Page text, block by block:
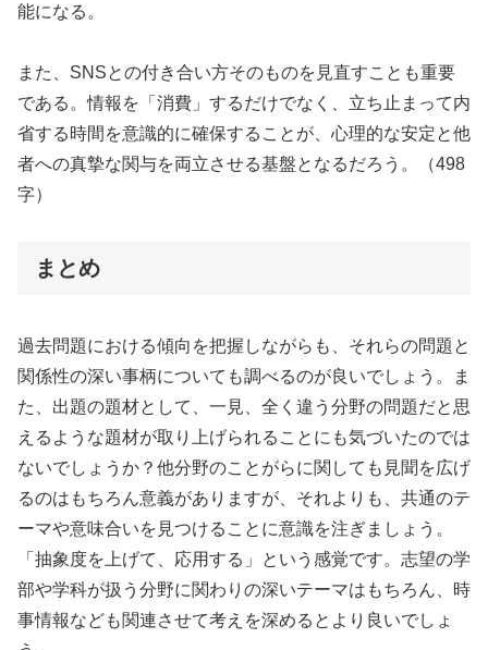
能になる。
また、SNSとの付き合い方そのものを見直すことも重要
である。情報を「消費」するだけでなく、立ち止まって内
省する時間を意識的に確保することが、心理的な安定と他
者への真摯な関与を両立させる基盤となるだろう。（498
字）
まとめ
過去問題における傾向を把握しながらも、それらの問題と
関係性の深い事柄についても調べるのが良いでしょう。ま
た、出題の題材として、一見、全く違う分野の問題だと思
えるような題材が取り上げられることにも気づいたのでは
ないでしょうか？他分野のことがらに関しても見聞を広げ
るのはもちろん意義がありますが、それよりも、共通のテ
ーマや意味合いを見つけることに意識を注ぎましょう。
「抽象度を上げて、応用する」という感覚です。志望の学
部や学科が扱う分野に関わりの深いテーマはもちろん、時
事情報なども関連させて考えを深めるとより良いでしょ